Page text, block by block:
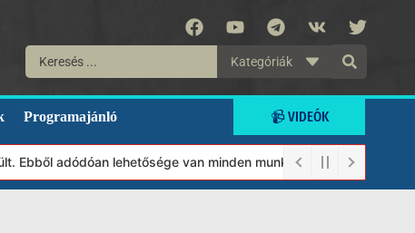
Kategóriák
Programajánló 📹 VIDEÓK
adódóan lehetősége van minden munkánkat segíteni